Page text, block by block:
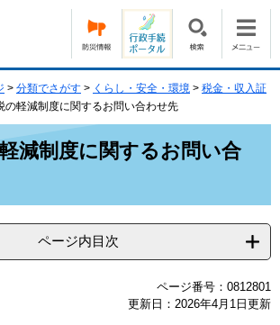
> 分類でさがす > くらし・安全・環境 > 税金・収入証
の軽減制度に関するお問い合わせ先
減制度に関するお問い合
ページ内目次
ページ番号：0812801
更新日：2026年4月1日更新